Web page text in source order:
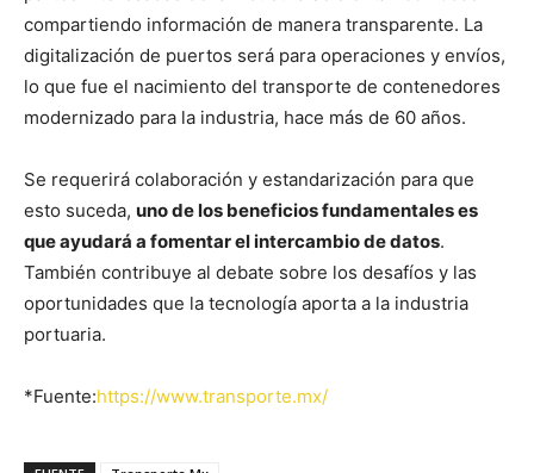
compartiendo información de manera transparente. La
digitalización de puertos será para operaciones y envíos,
lo que fue el nacimiento del transporte de contenedores
modernizado para la industria, hace más de 60 años.
Se requerirá colaboración y estandarización para que
esto suceda, uno de los beneficios fundamentales es
que ayudará a fomentar el intercambio de datos.
También contribuye al debate sobre los desafíos y las
oportunidades que la tecnología aporta a la industria
portuaria.
*Fuente:https://www.transporte.mx/